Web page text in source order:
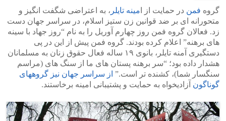
گروه فمن در حمایت از ا مینه تایلر ، به اعتراضی شگفت انگیز و
متحورانه ای بر ضد قوانین زن ستیز اسلام، در سراسر جهان دست
زد. فعالان گروه فمن روز چهارم آوریل را به نام “روز جهاد با سینه
های برهنه” اعلام کرده بودند. گروه فمن پیش از این در پی
دستگیری آمنه تایلر، بانوی ۱۹ ساله فعال حقوق زنان به مسلمانان
هشدار داده بود؛ “سر برهنه پستان های ما از سنگ های (مراسم
سنگسار شما)، کشنده تر است.” از سراسر جهان نیز گروههای
گوناگون آزادیخواه به حمایت و پشتیبانی امینه برخاستند.